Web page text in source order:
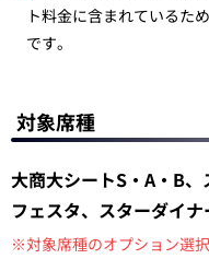
ト料金に含まれているた
です。
対象席種
大商大シートS・A・B
フェスタ、スターダイナ
※対象席種のオプション選